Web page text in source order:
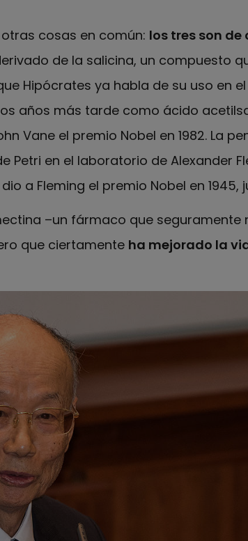
cosas en común: los tres son
de la salicina, un compuesto
Hipócrates ya habla de su uso en
años más tarde como ácido
Vane el premio Nobel en 1982. La
Petri en el laboratorio de Alexander
a Fleming el premio Nobel en 1945,
–un fármaco que
que ciertamente ha mejorado la